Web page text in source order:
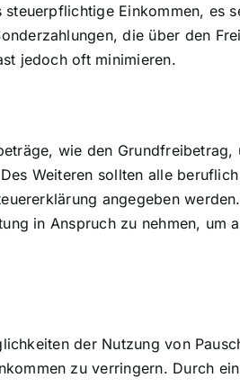
Einkommen, es
die über den
jedoch oft minimieren.
wie den Grundfreibetrag,
Weiteren sollten alle
angegeben
in Anspruch zu nehmen, um
der Nutzung von
zu verringern. Durch